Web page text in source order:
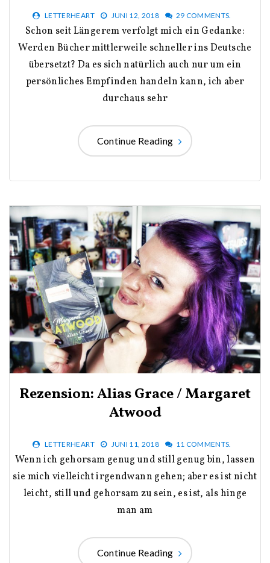
LETTERHEART JUNI 12, 2018 29 COMMENTS.
Schon seit Längerem verfolgt mich ein Gedanke:
Werden Bücher mittlerweile schneller ins Deutsche
übersetzt? Da es sich natürlich auch nur um ein
persönliches Empfinden handeln kann, ich aber
durchaus sehr
Continue Reading
Rezension: Alias Grace / Margaret
Atwood
LETTERHEART JUNI 11, 2018 11 COMMENTS.
Wenn ich gehorsam genug und still genug bin, lassen
sie mich vielleicht irgendwann gehen; aber es ist nicht
leicht, still und gehorsam zu sein, es ist, als hinge
man am
Continue Reading